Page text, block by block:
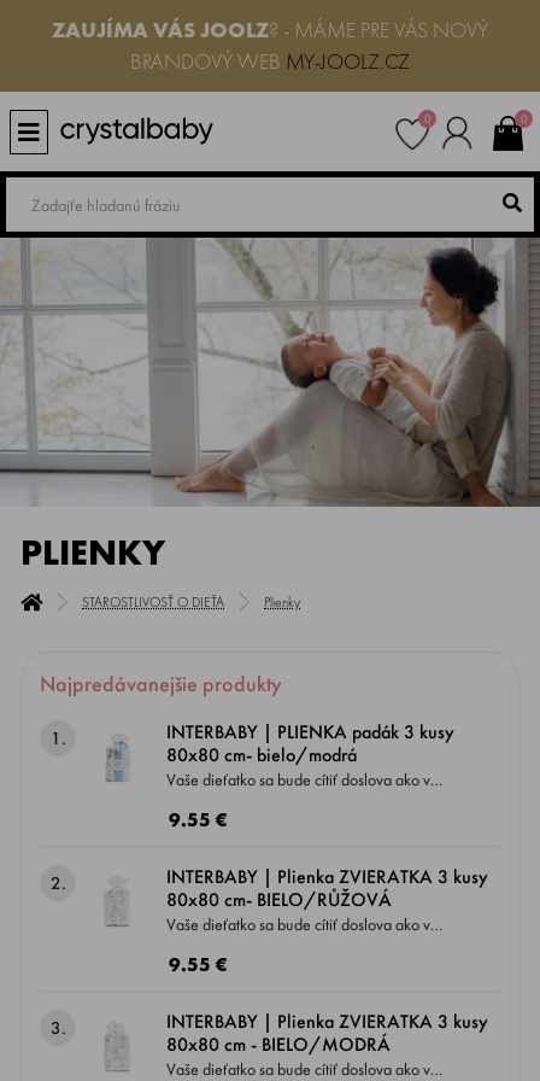
ZAUJÍMA VÁSJOOLZ? - MÁME PRE VÁS NOVÝ
BRANDOVÝ WEB MY-JOOLZ.CZ
0 0
PLIENKY
STAROSTLIVOSŤ O DIEŤA Plienky
Najpredávanejšie produkty
1.
INTERBABY | PLIENKA padák 3 kusy
80x80 cm- bielo/modrá
Vaše dieťatko sa bude cítiť doslova ako v
je jemná k detskej pokožke. Materiál, z
napomáha regulovať telesnú teplotu dieťaťa.
9.55 €
2.
INTERBABY | Plienka ZVIERATKA 3 kusy
80x80 cm- BIELO/RŮŽOVÁ
Vaše dieťatko sa bude cítiť doslova ako v
je jemná k detskej pokožke. Materiál, z
napomáha regulovať telesnú teplotu dieťaťa.
9.55 €
3.
INTERBABY | Plienka ZVIERATKA 3 kusy
80x80 cm - BIELO/MODRÁ
Vaše dieťatko sa bude cítiť doslova ako v